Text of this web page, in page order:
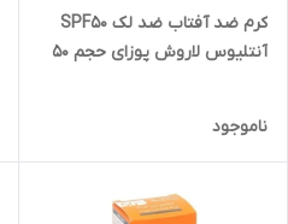
کرم ضد آفتاب ضد لک SPF50
آنتلیوس لاروش پوزای حجم 50
ناموجود